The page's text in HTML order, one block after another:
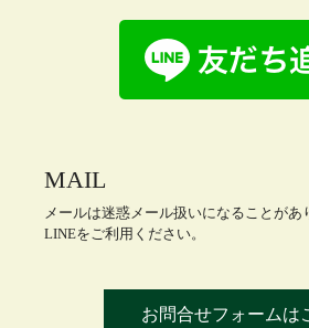
MAIL
メールは迷惑メール扱いになることがあ
LINEをご利用ください。
お問合せフォームは